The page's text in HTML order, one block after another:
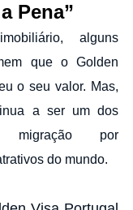
Pena”
alguns
que o Golden
o seu valor. Mas,
a ser um dos
migração por
do mundo.